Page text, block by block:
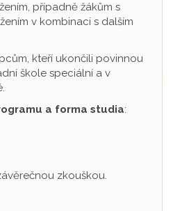
případně žákům s
v kombinaci s dalším
kteří ukončili povinnou
škole speciální a v
a forma studia:
zkouškou.